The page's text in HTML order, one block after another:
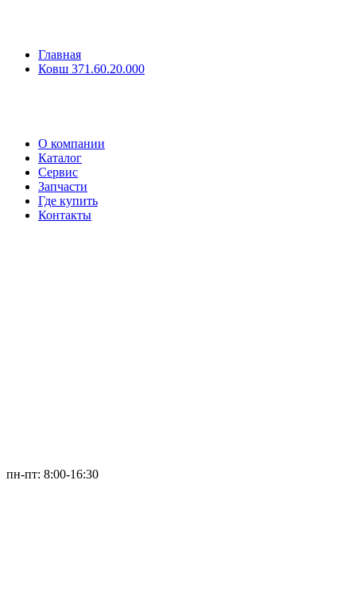
Главная
Ковш 371.60.20.000
О компании
Каталог
Сервис
Запчасти
Где купить
Контакты
пн-пт: 8:00-16:30